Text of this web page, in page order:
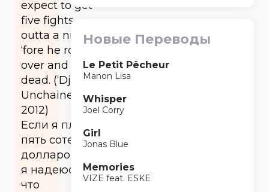
expect to get
five fights
outta a nigga
‘fore he roll
over and play
dead. (‘Django
Unchained’
2012)
Если я плачу
пять сотен
долларов, то
я надеюсь,
что
Новые Переводы
Le Petit Pêcheur
Manon Lisa
Whisper
Joel Corry
Girl
Jonas Blue
Memories
VIZE feat. ESKE